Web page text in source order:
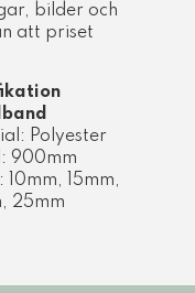
bilder och
att priset
Polyester
900mm
10mm, 15mm,
25mm